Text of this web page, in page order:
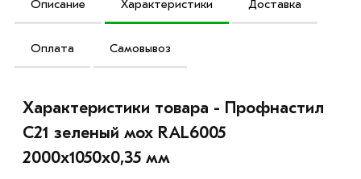
Описание Характеристики Доставка
Оплата Самовывоз
Характеристики товара - Профнастил
С21 зеленый мох RAL6005
2000х1050х0,35 мм